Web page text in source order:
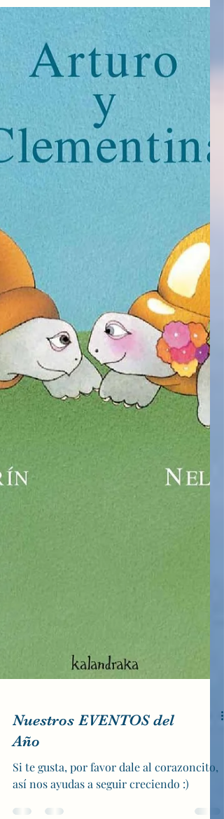
Nuestros EVENTOS del
Año